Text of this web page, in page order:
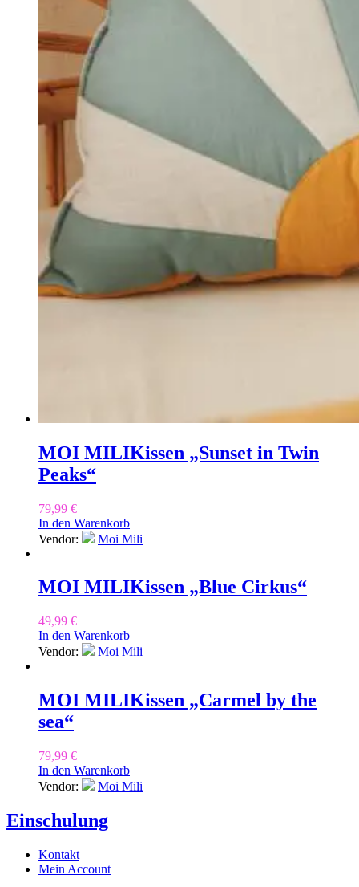
MOI MILIKissen „Sunset in Twin
Peaks“
79,99 €
In den Warenkorb
Vendor:
Moi Mili
MOI MILIKissen „Blue Cirkus“
49,99 €
In den Warenkorb
Vendor:
Moi Mili
MOI MILIKissen „Carmel by the
sea“
79,99 €
In den Warenkorb
Vendor:
Moi Mili
Einschulung
Kontakt
Mein Account